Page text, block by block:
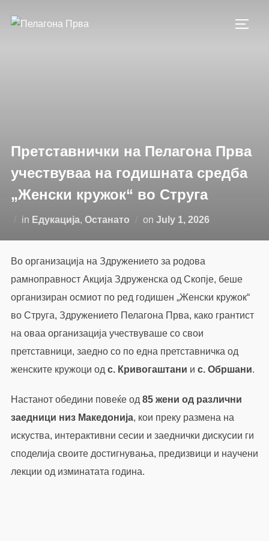
Претставнички на Пелагона Прва
учествуваа на годишната средба
„Женски кружок“ во Струга
in Едукација, Останато on Posted
July 1, 2026
Во организација на Здружението за родова
рамноправност Акција Здруженска од Скопје, беше
организиран осмиот по ред годишен „Женски кружок“
во Струга, Здружението Пелагона Прва, како грантист
на оваа организација учествуваше со свои
претставници, заедно со по една претставничка од
женските кружоци од с. Кривогаштани и с. Обршани.
Настанот обедини повеќе од 85 жени од различни
заедници низ Македонија, кои преку размена на
искуства, интерактивни сесии и заеднички дискусии ги
споделија своите достигнувања, предизвици и научени
лекции од изминатата година.